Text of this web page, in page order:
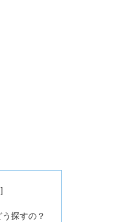
探すの？